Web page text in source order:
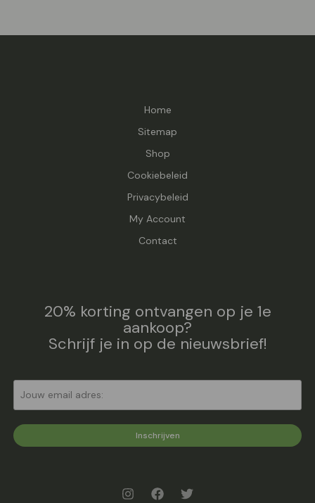
Home
Sitemap
Shop
Cookiebeleid
Privacybeleid
My Account
Contact
20% korting ontvangen op je 1e
aankoop?
Schrijf je in op de nieuwsbrief!
Inschrijven